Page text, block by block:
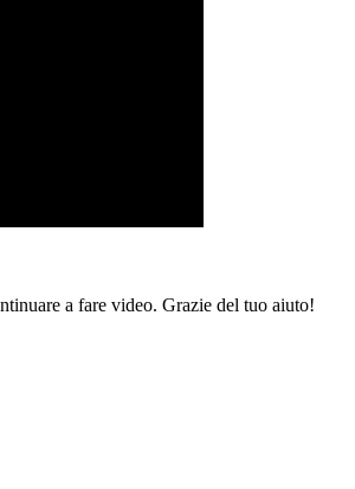
a fare video. Grazie del tuo aiuto!